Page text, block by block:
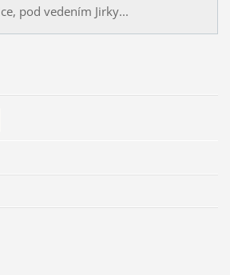
pod vedením Jirky...